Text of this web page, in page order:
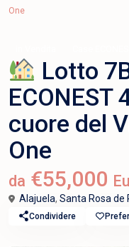
One
Lotto
ECONEST
cuore del
One
da €55,000
Alajuela, Santa Rosa de
Condividere